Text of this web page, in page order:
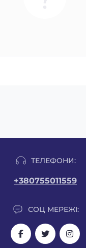
ТЕЛЕФОНИ:
+380755011559
СОЦ МЕРЕЖІ: